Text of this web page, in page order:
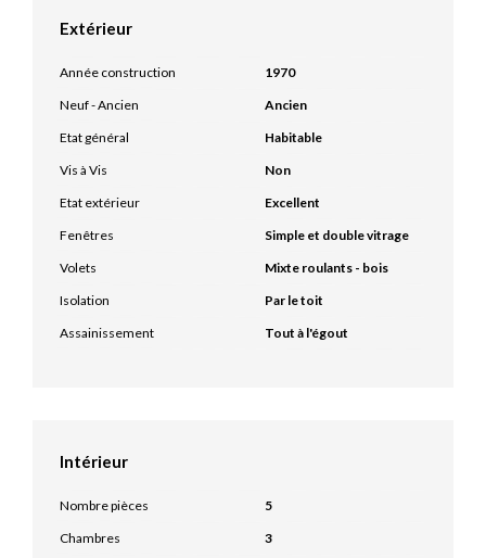
Extérieur
Année construction
1970
Neuf - Ancien
Ancien
Etat général
Habitable
Vis à Vis
Non
Etat extérieur
Excellent
Fenêtres
Simple et double vitrage
Volets
Mixte roulants - bois
Isolation
Par le toit
Assainissement
Tout à l'égout
Intérieur
Nombre pièces
5
Chambres
3